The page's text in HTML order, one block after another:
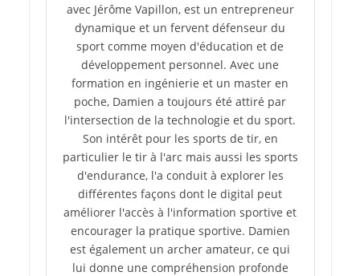
avec Jérôme Vapillon, est un entrepreneur
dynamique et un fervent défenseur du
sport comme moyen d'éducation et de
développement personnel. Avec une
formation en ingénierie et un master en
poche, Damien a toujours été attiré par
l'intersection de la technologie et du sport.
Son intérêt pour les sports de tir, en
particulier le tir à l'arc mais aussi les sports
d'endurance, l'a conduit à explorer les
différentes façons dont le digital peut
améliorer l'accès à l'information sportive et
encourager la pratique sportive. Damien
est également un archer amateur, ce qui
lui donne une compréhension profonde